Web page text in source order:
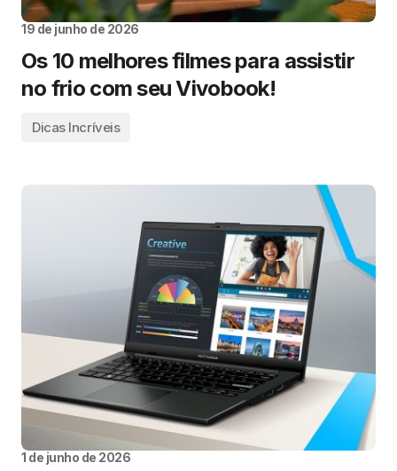
19 de junho de 2026
Os 10 melhores filmes para assistir
no frio com seu Vivobook!
Dicas Incríveis
1 de junho de 2026